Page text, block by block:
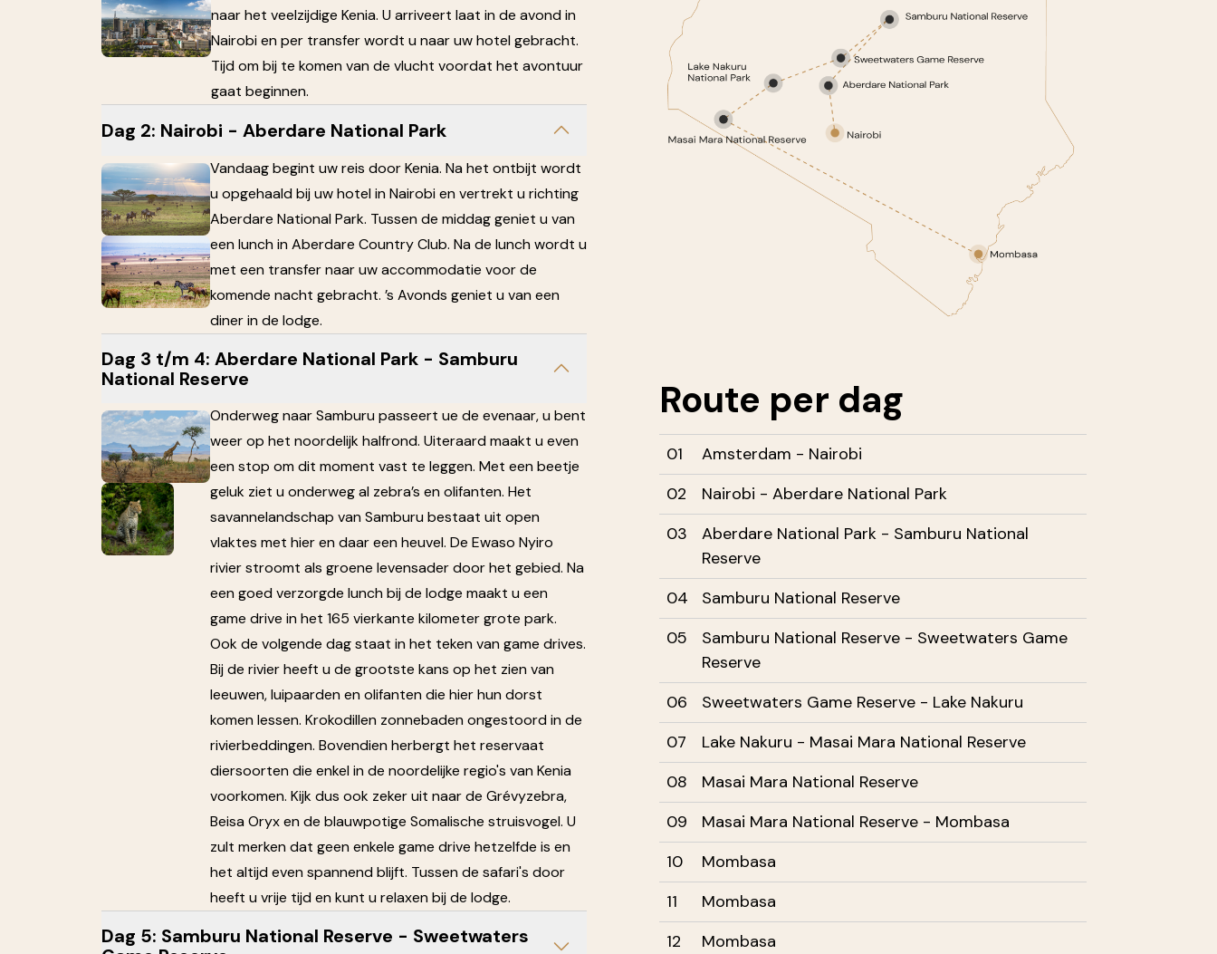
naar het veelzijdige Kenia. U arriveert laat in de avond in
Nairobi en per transfer wordt u naar uw hotel gebracht.
Tijd om bij te komen van de vlucht voordat het avontuur
gaat beginnen.
Dag 2: Nairobi - Aberdare National Park
Vandaag begint uw reis door Kenia. Na het ontbijt wordt
u opgehaald bij uw hotel in Nairobi en vertrekt u richting
Aberdare National Park. Tussen de middag geniet u van
een lunch in Aberdare Country Club. Na de lunch wordt u
met een transfer naar uw accommodatie voor de
komende nacht gebracht. ’s Avonds geniet u van een
diner in de lodge.
Dag 3 t/m 4: Aberdare National Park - Samburu
National Reserve
Onderweg naar Samburu passeert ue de evenaar, u bent
weer op het noordelijk halfrond. Uiteraard maakt u even
een stop om dit moment vast te leggen. Met een beetje
geluk ziet u onderweg al zebra’s en olifanten. Het
savannelandschap van Samburu bestaat uit open
vlaktes met hier en daar een heuvel. De Ewaso Nyiro
rivier stroomt als groene levensader door het gebied. Na
een goed verzorgde lunch bij de lodge maakt u een
game drive in het 165 vierkante kilometer grote park.
Ook de volgende dag staat in het teken van game drives.
Bij de rivier heeft u de grootste kans op het zien van
leeuwen, luipaarden en olifanten die hier hun dorst
komen lessen. Krokodillen zonnebaden ongestoord in de
rivierbeddingen. Bovendien herbergt het reservaat
diersoorten die enkel in de noordelijke regio's van Kenia
voorkomen. Kijk dus ook zeker uit naar de Grévyzebra,
Beisa Oryx en de blauwpotige Somalische struisvogel. U
zult merken dat geen enkele game drive hetzelfde is en
het altijd even spannend blijft. Tussen de safari's door
heeft u vrije tijd en kunt u relaxen bij de lodge.
Dag 5: Samburu National Reserve - Sweetwaters
Route per dag
01
Amsterdam - Nairobi
02
Nairobi - Aberdare National Park
03
Aberdare National Park - Samburu National
Reserve
04
Samburu National Reserve
05
Samburu National Reserve - Sweetwaters Game
Reserve
06
Sweetwaters Game Reserve - Lake Nakuru
07
Lake Nakuru - Masai Mara National Reserve
08
Masai Mara National Reserve
09
Masai Mara National Reserve - Mombasa
10
Mombasa
11
Mombasa
12
Mombasa